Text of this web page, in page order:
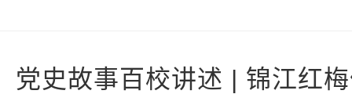
党史故事百校讲述 | 锦江红